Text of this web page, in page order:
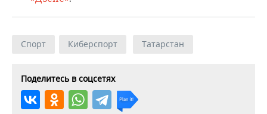
Спорт Киберспорт Татарстан
Поделитесь в соцсетях